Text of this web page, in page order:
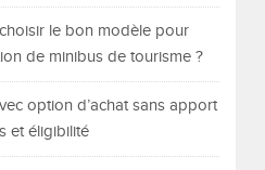
le bon modèle pour
de minibus de tourisme ?
option d’achat sans apport
et éligibilité